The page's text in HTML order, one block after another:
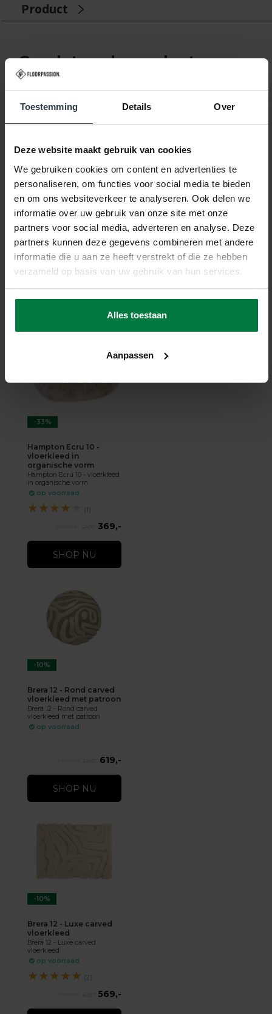
Toestemming Details Over
Deze website maakt gebruik van cookies
We gebruiken cookies om content en advertenties te
personaliseren, om functies voor social media te bieden
en om ons websiteverkeer te analyseren. Ook delen we
informatie over uw gebruik van onze site met onze
partners voor social media, adverteren en analyse. Deze
partners kunnen deze gegevens combineren met andere
informatie die u aan ze heeft verstrekt of die ze hebben
verzameld op basis van uw gebruik van hun services.
Alles toestaan
Aanpassen
Product
Gerelateerde producten
-30%
Mystic Drop 11 - Modern
hoogpolig vloerkleed
Mystic Drop 11 - Modern
Druppelvormig hoogpolig
vloerkleed
-33%
Hampton Ecru 10 -
vloerkleed in
organische vorm
Hampton Ecru 10 - vloerkleed
in organische vorm
op voorraad
★★★★ (1)
369,-
SHOP NU
-10%
Brera 12 - Rond carved
vloerkleed met patroon
Brera 12 - Rond carved
vloerkleed met patroon
op voorraad
619,-
SHOP NU
-10%
Brera 12 - Luxe carved
vloerkleed
Brera 12 - Luxe carved
vloerkleed
op voorraad
★★★★★ (2)
569,-